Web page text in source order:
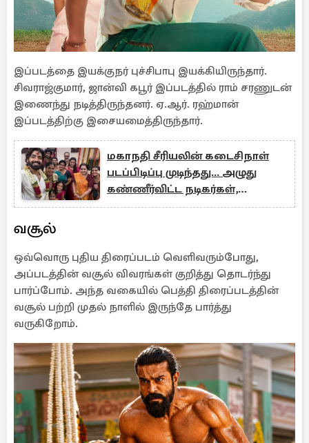
இப்படத்தை இயக்குநர் புச்சிபாபு இயக்கியிருந்தார்.
சிவராஜ்குமார், ஜான்வி கபூர் இப்படத்தில் ராம் சரணுடன்
இணைந்து நடித்திருந்தனர். ஏ.ஆர். ரஹ்மான்
இப்படத்திற்கு இசையமைத்திருந்தார்.
மகாநதி சீரியலின் கடைசிநாள்
படப்பிடிப்பு முடிந்தது... அழுது
கண்ணீர்விட்ட நடிகர்கள்,
எமோஷ்னல் வீடியோ
வசூல்
ஒவ்வொரு புதிய திரைப்படம் வெளிவரும்போது,
அப்படத்தின் வசூல் விவரங்கள் குறித்து தொடர்ந்து
பார்ப்போம். அந்த வகையில் பெத்தி திரைப்படத்தின்
வசூல் பற்றி முதல் நாளில் இருந்தே பார்த்து
வருகிறோம்.